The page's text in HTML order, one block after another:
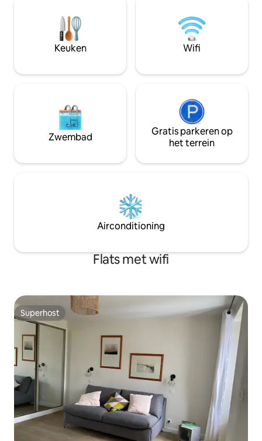
handdoeken en beddengoed. Er is een
televisie aanwezig en gratis wifi. Er is
gratis bagageopslag beschikbaar.
Keuken Wifi
Zwembad
Gratis parkeren op
het terrein
Airconditioning
Flats met wifi
Superhost
Superhost